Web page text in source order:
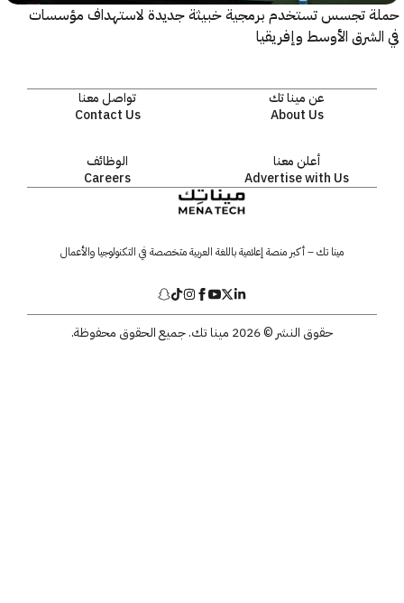
تجسس تستخدم برمجية خبيثة جديدة لاستهداف مؤسسات
الأوسط وإفريقيا
عن مينا تك
About Us
تواصل معنا
Contact Us
أعلن معنا
Advertise with Us
الوظائف
Careers
مينا تك – أكبر منصة إعلامية باللغة العربية متخصصة في التكنولوجيا والأعمال
حقوق النشر © 2026 مينا تك. جميع الحقوق محفوظة.